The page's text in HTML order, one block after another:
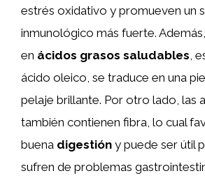
estrés oxidativo y promueven un
inmunológico más fuerte.
en ácidos grasos saludables,
ácido oleico, se traduce en una
pelaje brillante. Por otro lado, las
también contienen fibra, lo cual
buena digestión y puede ser útil
sufren de problemas